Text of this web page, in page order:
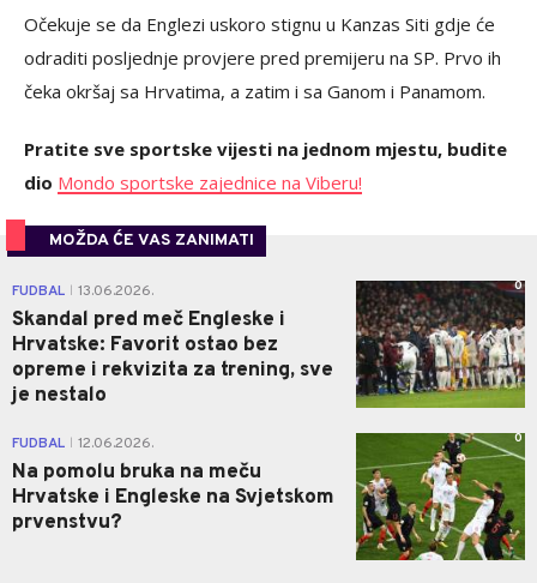
Očekuje se da Englezi uskoro stignu u Kanzas Siti gdje će
odraditi posljednje provjere pred premijeru na SP. Prvo ih
čeka okršaj sa Hrvatima, a zatim i sa Ganom i Panamom.
Pratite sve sportske vijesti na jednom mjestu, budite
dio Mondo sportske zajednice na Viberu!
MOŽDA ĆE VAS ZANIMATI
FUDBAL 13.06.2026.
Skandal pred meč Engleske i
Hrvatske: Favorit ostao bez
opreme i rekvizita za trening, sve
je nestalo
0
FUDBAL 12.06.2026.
Na pomolu bruka na meču
Hrvatske i Engleske na Svjetskom
prvenstvu?
0